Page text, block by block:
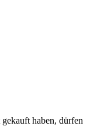
haben, dürfen